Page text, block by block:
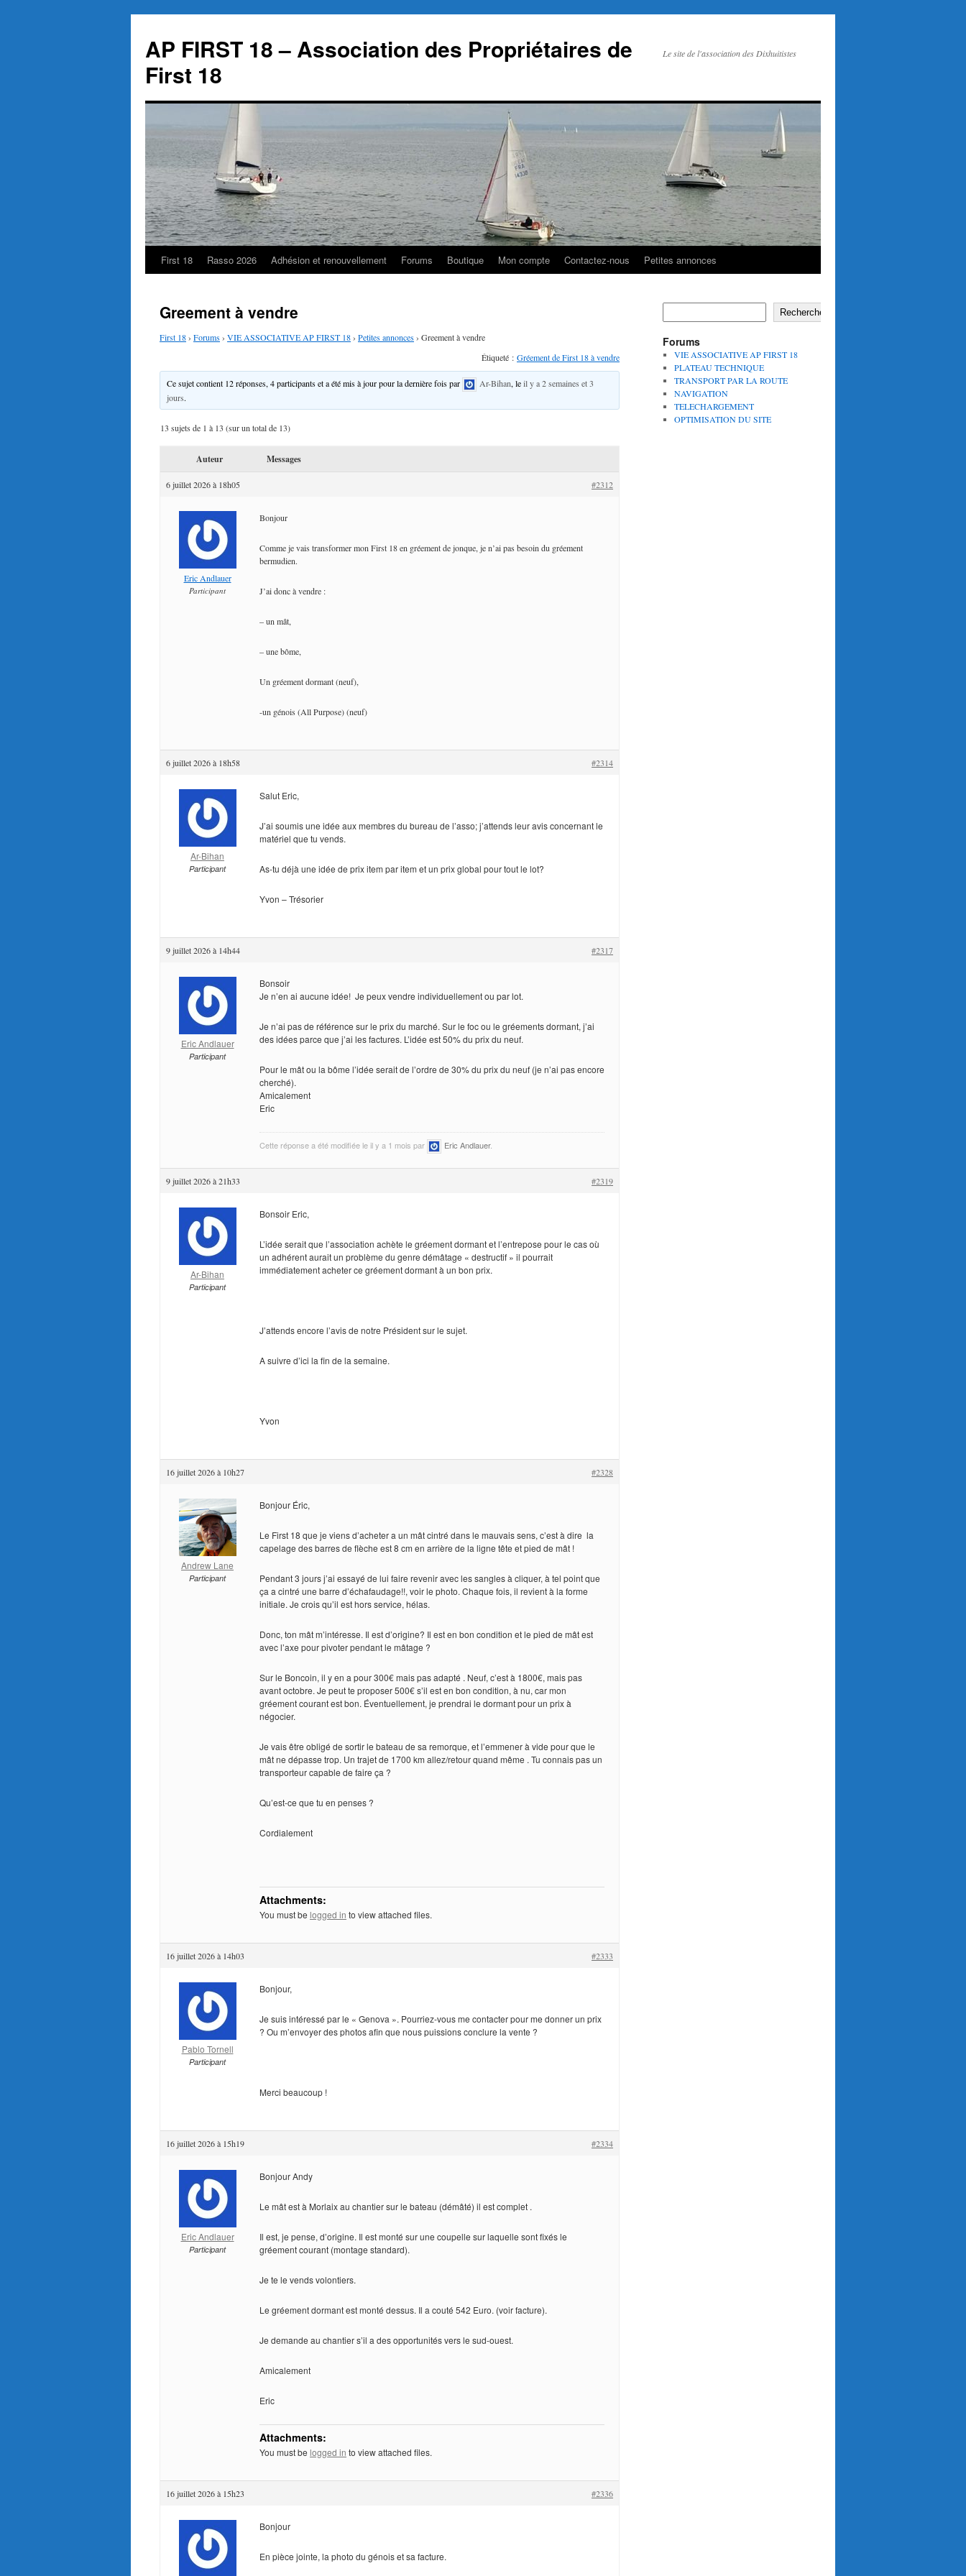
contenu
AP FIRST 18 – Association des Propriétaires de
First 18
Le site de l'association des Dixhuitistes
First 18 Rasso 2026 Adhésion et renouvellement Forums Boutique Mon compte Contactez-nous Petites annonces
Greement à vendre
First 18› Forums› VIE ASSOCIATIVE AP FIRST 18› Petites annonces› Greement à vendre
Étiqueté : Gréement de First 18 à vendre
Ce sujet contient 12 réponses, 4 participants et a été mis à jour pour la dernière fois par Ar-Bihan, leil y a 2 semaines et 3
jours.
13 sujets de 1 à 13 (sur un total de 13)
Auteur Messages
6 juillet 2026 à 18h05 #2312
Eric Andlauer
Participant
Bonjour
Comme je vais transformer mon First 18 en gréement de jonque, je n’ai pas besoin du gréement
bermudien.
J’ai donc à vendre :
– un mât,
– une bôme,
Un gréement dormant (neuf),
-un génois (All Purpose) (neuf)
6 juillet 2026 à 18h58 #2314
Ar-Bihan
Participant
Salut Eric,
J’ai soumis une idée aux membres du bureau de l’asso; j’attends leur avis concernant le
matériel que tu vends.
As-tu déjà une idée de prix item par item et un prix global pour tout le lot?
Yvon – Trésorier
9 juillet 2026 à 14h44 #2317
Eric Andlauer
Participant
Bonsoir
Je n’en ai aucune idée! Je peux vendre individuellement ou par lot.
Je n’ai pas de référence sur le prix du marché. Sur le foc ou le gréements dormant, j’ai
des idées parce que j’ai les factures. L’idée est 50% du prix du neuf.
Pour le mât ou la bôme l’idée serait de l’ordre de 30% du prix du neuf (je n’ai pas encore
cherché).
Amicalement
Eric
Cette réponse a été modifiée le il y a 1 mois par Eric Andlauer.
9 juillet 2026 à 21h33 #2319
Ar-Bihan
Participant
Bonsoir Eric,
L’idée serait que l’association achète le gréement dormant et l’entrepose pour le cas où
un adhérent aurait un problème du genre démâtage « destructif » il pourrait
immédiatement acheter ce gréement dormant à un bon prix.
J’attends encore l’avis de notre Président sur le sujet.
A suivre d’ici la fin de la semaine.
Yvon
16 juillet 2026 à 10h27 #2328
Andrew Lane
Participant
Bonjour Éric,
Le First 18 que je viens d’acheter a un mât cintré dans le mauvais sens, c’est à dire la
capelage des barres de flèche est 8 cm en arrière de la ligne tête et pied de mât !
Pendant 3 jours j’ai essayé de lui faire revenir avec les sangles à cliquer, à tel point que
ça a cintré une barre d’échafaudage!!, voir le photo. Chaque fois, il revient à la forme
initiale. Je crois qu’il est hors service, hélas.
Donc, ton mât m’intéresse. Il est d’origine? Il est en bon condition et le pied de mât est
avec l’axe pour pivoter pendant le mâtage ?
Sur le Boncoin, il y en a pour 300€ mais pas adapté . Neuf, c’est à 1800€, mais pas
avant octobre. Je peut te proposer 500€ s’il est en bon condition, à nu, car mon
gréement courant est bon. Éventuellement, je prendrai le dormant pour un prix à
négocier.
Je vais être obligé de sortir le bateau de sa remorque, et l’emmener à vide pour que le
mât ne dépasse trop. Un trajet de 1700 km allez/retour quand même . Tu connais pas un
transporteur capable de faire ça ?
Qu’est-ce que tu en penses ?
Cordialement
Attachments:
You must be logged in to view attached files.
16 juillet 2026 à 14h03 #2333
Pablo Tornell
Participant
Bonjour,
Je suis intéressé par le « Genova ». Pourriez-vous me contacter pour me donner un prix
? Ou m’envoyer des photos afin que nous puissions conclure la vente ?
Merci beaucoup !
16 juillet 2026 à 15h19 #2334
Eric Andlauer
Participant
Bonjour Andy
Le mât est à Morlaix au chantier sur le bateau (démâté) il est complet .
Il est, je pense, d’origine. Il est monté sur une coupelle sur laquelle sont fixés le
gréement courant (montage standard).
Je te le vends volontiers.
Le gréement dormant est monté dessus. Il a couté 542 Euro. (voir facture).
Je demande au chantier s’il a des opportunités vers le sud-ouest.
Amicalement
Eric
Attachments:
You must be logged in to view attached files.
16 juillet 2026 à 15h23 #2336
Bonjour
En pièce jointe, la photo du génois et sa facture.
Rechercher
Forums
VIE ASSOCIATIVE AP FIRST 18
PLATEAU TECHNIQUE
TRANSPORT PAR LA ROUTE
NAVIGATION
TELECHARGEMENT
OPTIMISATION DU SITE